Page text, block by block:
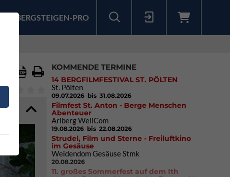
BERGSTEIGEN-PRO
KOMMENDE TERMINE
14 BERGFILMFESTIVAL ST. PÖLTEN
St. Pölten
09.07.2026 bis 31.08.2026
Filmfest St. Anton - Berge Menschen
Abenteuer
Arlberg WellCom
19.08.2026 bis 22.08.2026
Strudel, Film und Sterne - Freiluftkino
im Gesäuse
Weidendom Gesäuse Stmk
20.08.2026
11. großes Sommerfest auf dem Ith